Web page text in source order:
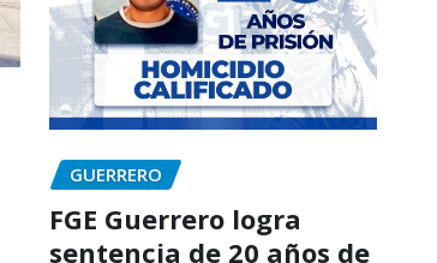
GUERRERO
FGE Guerrero logra
sentencia de 20 años de